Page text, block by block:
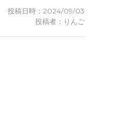
投稿日時：2024/09/03
投稿者：りんご